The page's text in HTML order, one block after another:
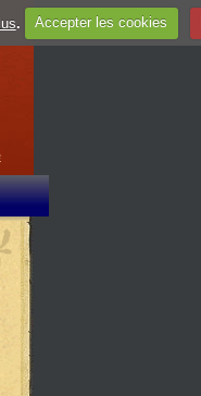
. Accepter les cookies